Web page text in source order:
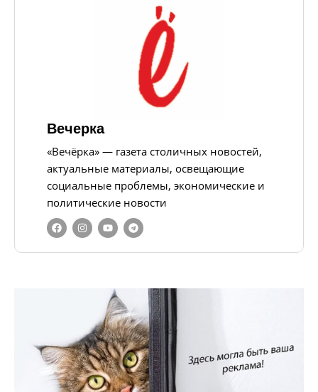
Вечерка
«Вечёрка» — газета столичных новостей,
актуальные материалы, освещающие
социальные проблемы, экономические и
политические новости